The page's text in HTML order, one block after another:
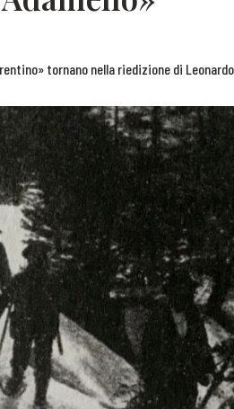
tornano nella riedizione di